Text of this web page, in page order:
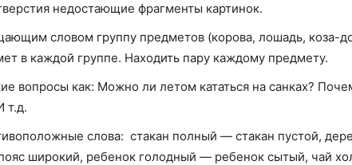
недостающие фрагменты картинок.
словом группу предметов (корова, лошадь, коза-
в каждой группе. Находить пару каждому предмету.
вопросы как: Можно ли летом кататься на санках?
т.д.
слова: стакан полный — стакан пустой,
широкий, ребенок голодный — ребенок сытый, чай